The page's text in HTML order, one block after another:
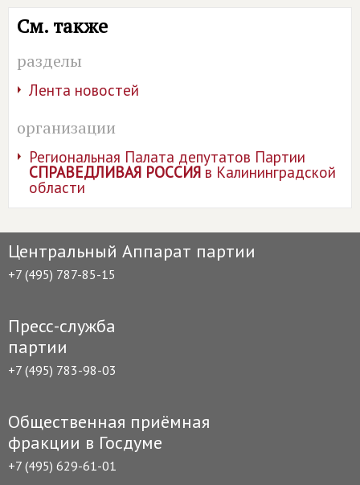
См. также
разделы
Лента новостей
организации
Региональная Палата депутатов Партии
СПРАВЕДЛИВАЯ РОССИЯв Калининградской
области
Центральный Аппарат партии
+7 (495) 787-85-15
Пресс-служба
партии
+7 (495) 783-98-03
Общественная приёмная
фракции в Госдуме
+7 (495) 629-61-01